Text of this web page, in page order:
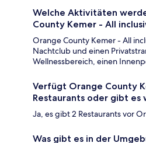
Welche Aktivitäten
County Kemer - All
Orange County Kemer - All
Nachtclub und einen
Wellnessbereich, einen
Verfügt Orange County
Restaurants oder gibt es
Ja, es gibt 2 Restaurants vor
Was gibt es in der